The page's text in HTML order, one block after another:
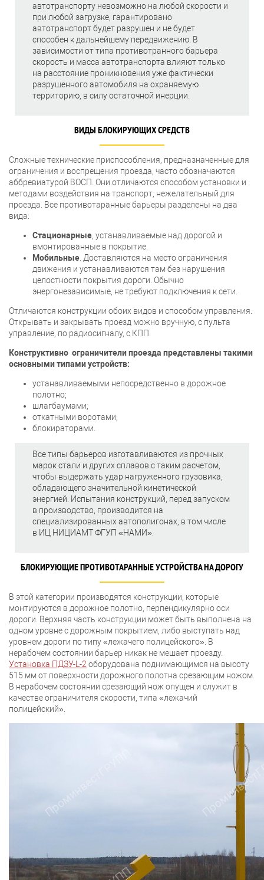
автотранспорту невозможно на любой скорости и
при любой загрузке, гарантировано
автотранспорт будет разрушен и не будет
способен к дальнейшему передвижению. В
зависимости от типа противотранного барьера
скорость и масса автотранспорта влияют только
на расстояние проникновения уже фактически
разрушенного автомобиля на охраняемую
территорию, в силу остаточной инерции.
ВИДЫ БЛОКИРУЮЩИХ СРЕДСТВ
Сложные технические приспособления, предназначенные для
ограничения и воспрещения проезда, часто обозначаются
аббревиатурой ВОСП. Они отличаются способом установки и
методами воздействия на транспорт, нежелательный для
проезда. Все противотаранные барьеры разделены на два
вида:
Стационарные , устанавливаемые над дорогой и
вмонтированные в покрытие.
Мобильные . Доставляются на место ограничения
движения и устанавливаются там без нарушения
целостности покрытия дороги. Обычно
энергонезависимые, не требуют подключения к сети.
Отличаются конструкции обоих видов и способом управления.
Открывать и закрывать проезд можно вручную, с пульта
управление, по радиосигналу, с КПП.
Конструктивно ограничители проезда представлены такими
основными типами устройств:
устанавливаемыми непосредственно в дорожное
полотно;
шлагбаумами;
откатными воротами;
блокираторами.
Все типы барьеров изготавливаются из прочных
марок стали и других сплавов с таким расчетом,
чтобы выдержать удар нагруженного грузовика,
обладающего значительной кинетической
энергией. Испытания конструкций, перед запуском
в производство, производится на
специализированных автополигонах, в том числе
в ИЦ НИЦИАМТ ФГУП «НАМИ».
БЛОКИРУЮЩИЕ ПРОТИВОТАРАННЫЕ УСТРОЙСТВА НА ДОРОГУ
В этой категории производятся конструкции, которые
монтируются в дорожное полотно, перпендикулярно оси
дороги. Верхняя часть конструкции может быть выполнена на
одном уровне с дорожным покрытием, либо выступать над
уровнем дороги по типу «лежачего полицейского». В
нерабочем состоянии барьер никак не мешает проезду.
Установка ПДЗУ-L-2 оборудована поднимающимся на высоту
515 мм от поверхности дорожного полотна срезающим ножом.
В нерабочем состоянии срезающий нож опущен и служит в
качестве ограничителя скорости, типа «лежачий
полицейский».